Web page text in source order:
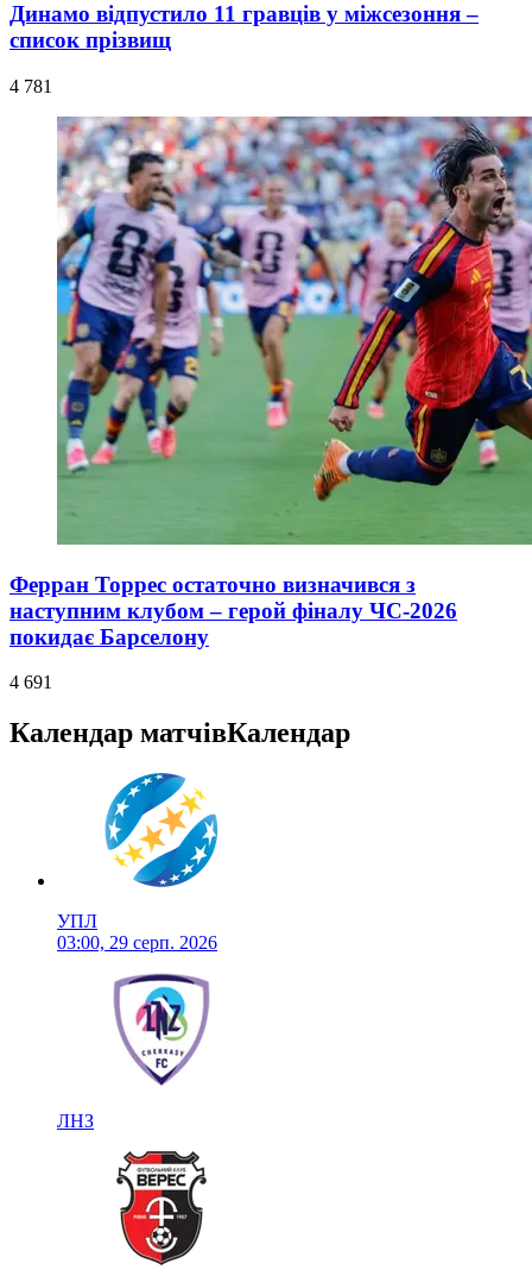
Динамо відпустило 11 гравців у міжсезоння –
список прізвищ
4 781
Ферран Торрес остаточно визначився з
наступним клубом – герой фіналу ЧС-2026
покидає Барселону
4 691
Календар матчівКалендар
УПЛ
03:00, 29 серп. 2026
ЛНЗ